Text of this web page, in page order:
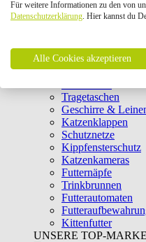
Laserpointer &
Clicker & Target
Weiteres
Transportboxen
Tragetaschen
Geschirre &
Katzenklappen
Schutznetze
Kippfensterschutz
Katzenkameras
Futternäpfe
Trinkbrunnen
Futterautomaten
Kittenfutter
UNSERE TOP-
Für weitere Informationen zu den von
Datenschutzerklärung. Hier kannst du
Alle Cookies akzeptieren